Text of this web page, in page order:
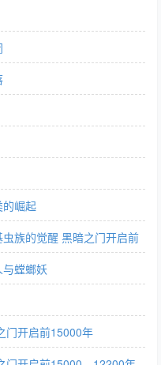
的崛起
族的觉醒 黑暗之门开启前
螳螂妖
门开启前15000年